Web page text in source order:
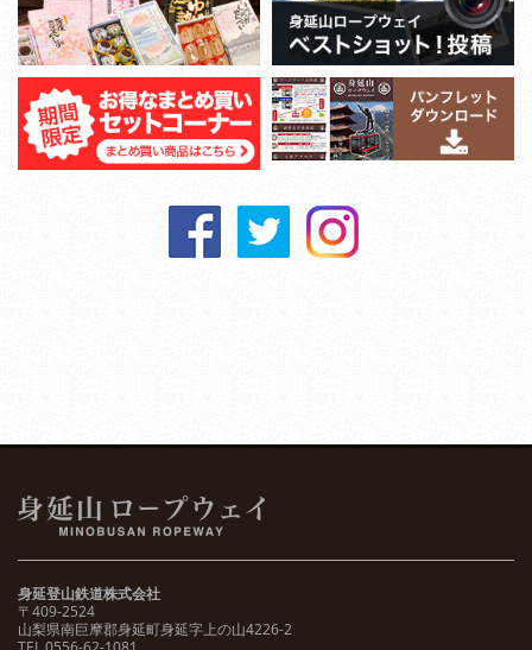
身延登山鉄道株式会社
〒409-2524
山梨県南巨摩郡身延町身延字上の山4226-2